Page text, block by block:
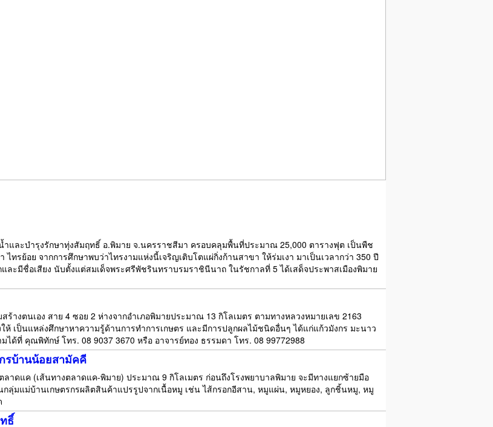
ำและบำรุงรักษาทุ่งสัมฤทธิ์ อ.พิมาย จ.นครราชสีมา ครอบคลุมพื้นที่ประมาณ 25,000 ตารางฟุต เป็นพืช
ทรย้อย จากการศึกษาพบว่าไทรงามแห่งนี้เจริญเติบโตแผ่กิ่งก้านสาขา ให้ร่มเงา มาเป็นเวลากว่า 350 ปี
และมีชื่อเสียง นับตั้งแต่สมเด็จพระศรีพัชรินทราบรมราชินีนาถ ในรัชกาลที่ 5 ได้เสด็จประพาสเมืองพิมาย
างตนเอง สาย 4 ซอย 2 ห่างจากอำเภอพิมายประมาณ 13 กิโลเมตร ตามทางหลวงหมายเลข 2163
ห้ เป็นแหล่งศึกษาหาความรู้ด้านการทำการเกษตร และมีการปลูกผลไม้ชนิดอื่นๆ ได้แก่แก้วมังกร มะนาว
ได้ที่ คุณพิทักษ์ โทร. 08 9037 3670 หรือ อาจารย์ทอง ธรรมดา โทร. 08 99772988
บ้านน้อยสามัคคี
ลาดแค (เส้นทางตลาดแค-พิมาย) ประมาณ 9 กิโลเมตร ก่อนถึงโรงพยาบาลพิมาย จะมีทางแยกซ้ายมือ
กลุ่มแม่บ้านเกษตรกรผลิตสินค้าแปรรูปจากเนื้อหมู เช่น ไส้กรอกอีสาน, หมูแผ่น, หมูหยอง, ลูกชิ้นหมู, หมู
ธิ์